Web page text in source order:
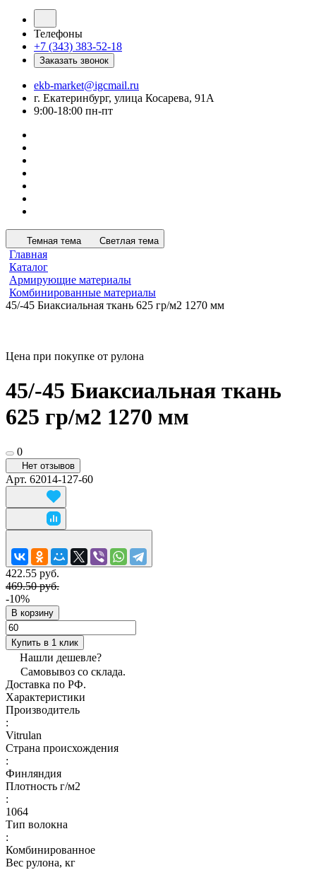
Телефоны
+7 (343) 383-52-18
Заказать звонок
ekb-market@igcmail.ru
г. Екатеринбург, улица Косарева, 91А
9:00-18:00 пн-пт
Темная тема Светлая тема
Главная
Каталог
Армирующие материалы
Комбинированные материалы
45/-45 Биаксиальная ткань 625 гр/м2 1270 мм
Цена при покупке от рулона
45/-45 Биаксиальная ткань
625 гр/м2 1270 мм
0
Нет отзывов
Арт. 62014-127-60
422.55 руб.
469.50 руб.
-10%
В корзину
Купить в 1 клик
Нашли дешевле?
Самовывоз со склада.
Доставка по РФ.
Характеристики
Производитель
:
Vitrulan
Страна происхождения
:
Финляндия
Плотность г/м2
:
1064
Тип волокна
:
Комбинированное
Вес рулона, кг